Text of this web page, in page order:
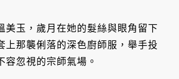
美玉，歲月在她的髮絲與眼角留下
上那襲俐落的深色廚師服，舉手投
容忽視的宗師氣場。